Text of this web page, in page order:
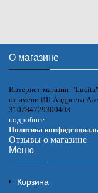
О магазине
Интернет-магазин
от имени ИП Андреева
310784729300403
подробнее
Политика
Отзывы о магазине
Меню
Корзина